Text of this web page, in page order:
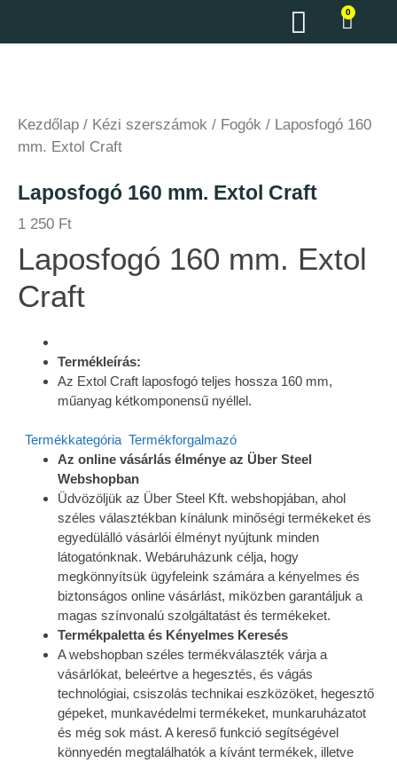
0
Kezdőlap / Kézi szerszámok / Fogók / Laposfogó 160
mm. Extol Craft
Laposfogó 160 mm. Extol Craft
1 250 Ft
Laposfogó 160 mm. Extol
Craft
Termékleírás:
Az Extol Craft laposfogó teljes hossza 160 mm,
műanyag kétkomponensű nyéllel.
Termékkategória Termékforgalmazó
Az online vásárlás élménye az Über Steel
Webshopban
Üdvözöljük az Über Steel Kft. webshopjában, ahol
széles választékban kínálunk minőségi termékeket és
egyedülálló vásárlói élményt nyújtunk minden
látogatónknak. Webáruházunk célja, hogy
megkönnyítsük ügyfeleink számára a kényelmes és
biztonságos online vásárlást, miközben garantáljuk a
magas színvonalú szolgáltatást és termékeket.
Termékpaletta és Kényelmes Keresés
A webshopban széles termékválaszték várja a
vásárlókat, beleértve a hegesztés, és vágás
technológiai, csiszolás technikai eszközöket, hegesztő
gépeket, munkavédelmi termékeket, munkaruházatot
és még sok mást. A kereső funkció segítségével
könnyedén megtalálhatók a kívánt termékek, illetve